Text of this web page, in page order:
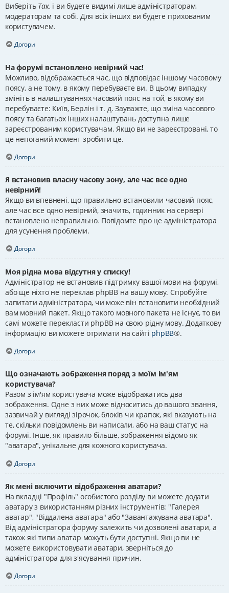
Виберіть Так, і ви будете видимі лише адміністраторам,
модераторам та собі. Для всіх інших ви будете прихованим
користувачем.
Догори
На форумі встановлено невірний час!
Можливо, відображається час, що відповідає іншому часовому
поясу, а не тому, в якому перебуваєте ви. В цьому випадку
змініть в налаштуваннях часовий пояс на той, в якому ви
перебуваєте: Київ, Берлін і т. д. Зауважте, що зміна часового
поясу та багатьох інших налаштувань доступна лише
зареєстрованим користувачам. Якщо ви не зареєстровані, то
це непоганий момент зробити це.
Догори
Я встановив власну часову зону, але час все одно
невірний!
Якщо ви впевнені, що правильно встановили часовий пояс,
але час все одно невірний, значить, годинник на сервері
встановлено неправильно. Повідомте про це адміністратора
для усунення проблеми.
Догори
Моя рідна мова відсутня у списку!
Адміністратор не встановив підтримку вашої мови на форумі,
або ще ніхто не переклав phpBB на вашу мову. Спробуйте
запитати адміністратора, чи може він встановити необхідний
вам мовний пакет. Якщо такого мовного пакета не існує, то ви
самі можете перекласти phpBB на свою рідну мову. Додаткову
інформацію ви можете отримати на сайті phpBB®.
Догори
Що означають зображення поряд з моїм ім'ям
користувача?
Разом з ім'ям користувача може відображатись два
зображення. Одне з них може відноситись до вашого звання,
зазвичай у вигляді зірочок, блоків чи крапок, які вказують на
те, скільки повідомлень ви написали, або на ваш статус на
форумі. Інше, як правило більше, зображення відомо як
"аватара", унікальне для кожного користувача.
Догори
Як мені включити відображення аватари?
На вкладці "Профіль" особистого розділу ви можете додати
аватару з використанням різних інструментів: "Галерея
аватар", "Віддалена аватара" або "Завантажувана аватара".
Від адміністратора форуму залежить чи дозволені аватари, а
також які типи аватар можуть бути доступні. Якщо ви не
можете використовувати аватари, зверніться до
адміністратора для з'ясування причин.
Догори